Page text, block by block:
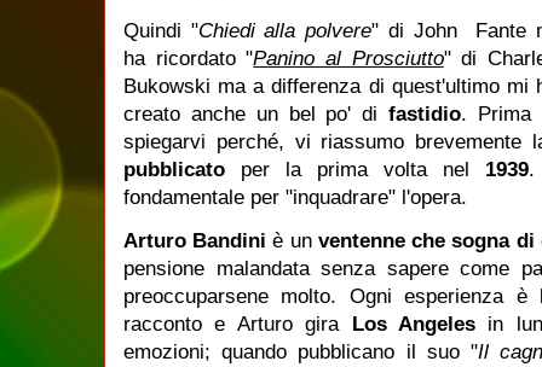
Quindi "Chiedi alla polvere" di John Fante
ha ricordato "Panino al Prosciutto" di
Bukowski ma a differenza di quest'ultimo mi
creato anche un bel po' difastidio. Prima
spiegarvi perché, vi riassumo brevemente
pubblicato per la prima volta nel 1939.
fondamentale per "inquadrare" l'opera.
Arturo Bandiniè un ventenne che sogna
pensione malandata senza sapere come
preoccuparsene molto. Ogni esperienza
racconto e Arturo gira Los Angelesin
emozioni; quando pubblicano il suo "Il